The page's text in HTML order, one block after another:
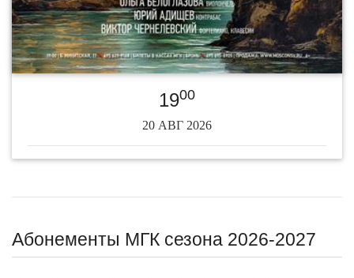
1900
20 АВГ 2026
Абонементы МГК сезона 2026-2027